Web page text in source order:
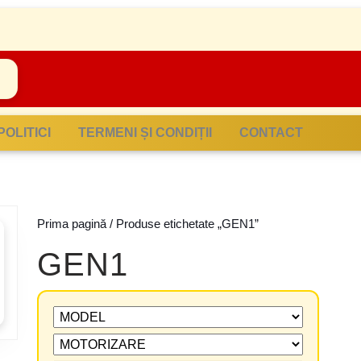
POLITICI TERMENI ȘI CONDIȚII CONTACT
Prima pagină / Produse etichetate „GEN1”
GEN1